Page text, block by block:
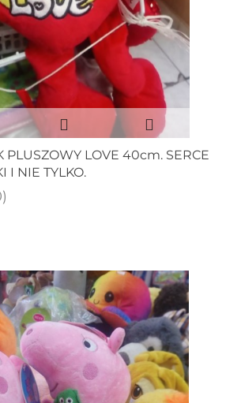
PLUSZOWY LOVE 40cm. SERCE
I NIE TYLKO.